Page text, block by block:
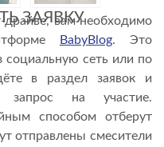
ЗАЯВКУ
драйве, вам необходимо
BabyBlog. Это
социальную сеть или по
в раздел заявок и
запрос на участие.
способом отберут
отправлены смесители